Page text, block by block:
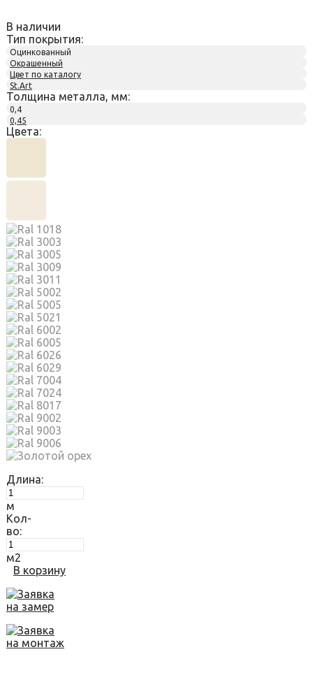
В наличии
Тип покрытия:
Оцинкованный
Окрашенный
Цвет по каталогу
St.Art
Толщина металла, мм:
0,4
0,45
Цвета:
Длина:
м
Кол-
во:
м2
В корзину
Заявка
на замер
Заявка
на монтаж